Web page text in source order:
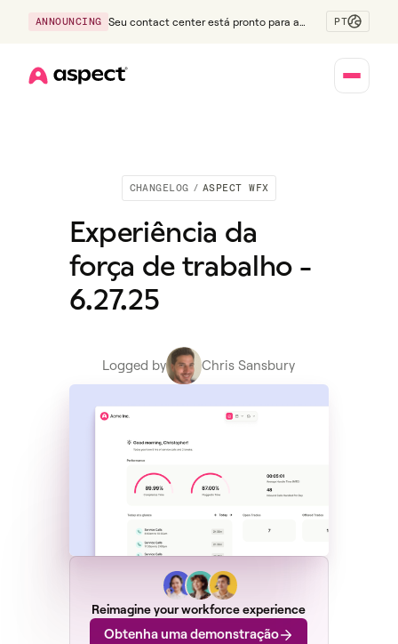
ANNOUNCING
Seu contact center está pronto para a
PT
CHANGELOG / ASPECT WFX
Experiência da
força de trabalho -
6.27.25
Logged by Chris Sansbury
Reimagine your workforce experience
Obtenha uma demonstração